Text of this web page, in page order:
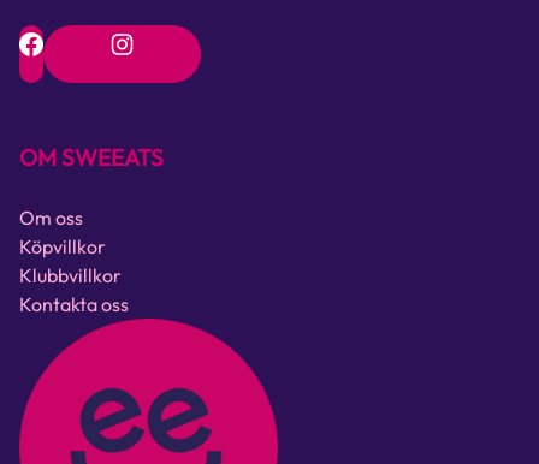
OM SWEEATS
Om oss
Köpvillkor
Klubbvillkor
Kontakta oss